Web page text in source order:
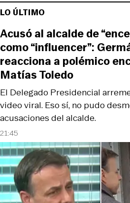
LO ÚLTIMO
21:45
El Delegado Presidencial
video viral. Eso sí, no pudo
acusaciones del alcalde.
Acusó al alcalde de
como “influencer”:
reacciona a polémico
Matías Toledo